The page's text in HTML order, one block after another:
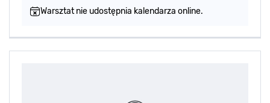
Warsztat nie udostępnia kalendarza online.